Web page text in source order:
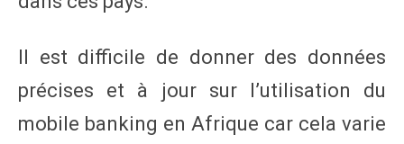
Il est difficile de donner des données
précises et à jour sur l’utilisation du
mobile banking en Afrique car cela varie